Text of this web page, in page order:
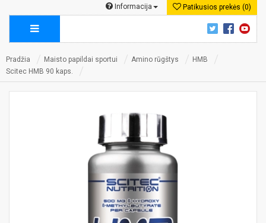
Patikusios prekės (0)
Informacija
Pradžia Maisto papildai sportui Amino rūgštys
HMB
Scitec HMB 90 kaps.